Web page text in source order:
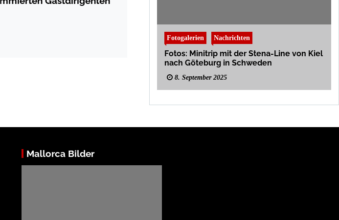
Fotogalerien Nachrichten
Fotos: Minitrip mit der Stena-Line von Kiel
nach Göteburg in Schweden
8. September 2025
Mallorca Bilder